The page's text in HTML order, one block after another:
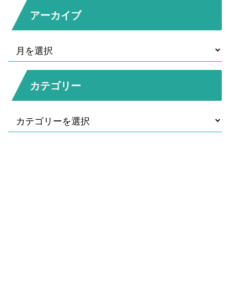
アーカイブ
カテゴリー